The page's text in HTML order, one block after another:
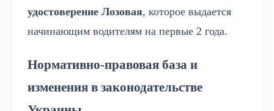
удостоверение Лозовая, которое выдается
начинающим водителям на первые 2 года.
Нормативно-правовая база и
изменения в законодательстве